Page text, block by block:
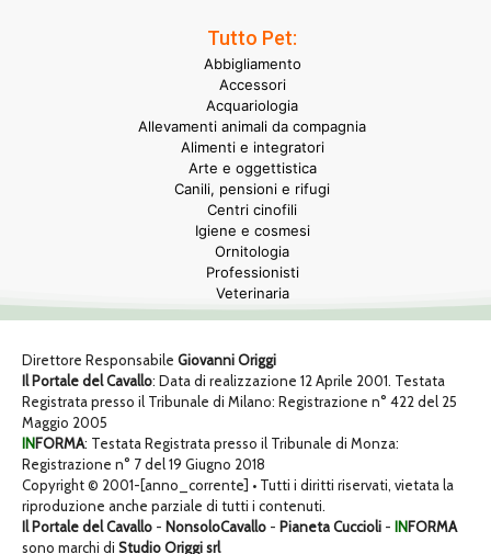
Tutto Pet:
Abbigliamento
Accessori
Acquariologia
Allevamenti animali da compagnia
Alimenti e integratori
Arte e oggettistica
Canili, pensioni e rifugi
Centri cinofili
Igiene e cosmesi
Ornitologia
Professionisti
Veterinaria
Direttore Responsabile Giovanni Origgi
Il Portale del Cavallo: Data di realizzazione 12 Aprile 2001. Testata
Registrata presso il Tribunale di Milano: Registrazione n° 422 del 25
Maggio 2005
INFORMA: Testata Registrata presso il Tribunale di Monza:
Registrazione n° 7 del 19 Giugno 2018
Copyright © 2001-[anno_corrente] • Tutti i diritti riservati, vietata la
riproduzione anche parziale di tutti i contenuti.
Il Portale del Cavallo - NonsoloCavallo - Pianeta Cuccioli - INFORMA
sono marchi di Studio Origgi srl